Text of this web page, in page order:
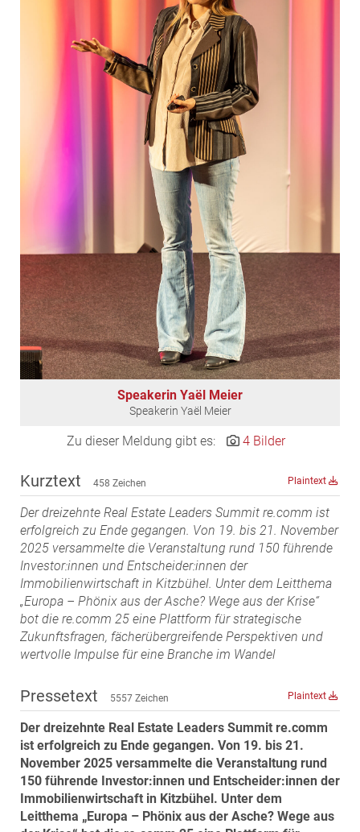
HARING Group
HARING Group + WINEGG Realitäten
IMMOBILIEN MAGAZIN VERLAG
ÖKO-Wohnbau
PAYUCA
Raiffeisen Property Holding International
Salon Real
Savoir Vivre Group
Schwabenhaus
VÖPE Next
Weinrauch Rechtsanwälte
WINEGG Realitäten
ZEHA Real Estate
Media
Pressekontakt
Speakerin Yaël Meier
Speakerin Yaël Meier
Zu dieser Meldung gibt es: 4 Bilder
Kurztext 458 Zeichen Plaintext
Der dreizehnte Real Estate Leaders Summit re.comm ist
erfolgreich zu Ende gegangen. Von 19. bis 21. November
2025 versammelte die Veranstaltung rund 150 führende
Investor:innen und Entscheider:innen der
Immobilienwirtschaft in Kitzbühel. Unter dem Leitthema
„Europa – Phönix aus der Asche? Wege aus der Krise“
bot die re.comm 25 eine Plattform für strategische
Zukunftsfragen, fächerübergreifende Perspektiven und
wertvolle Impulse für eine Branche im Wandel
Pressetext 5557 Zeichen Plaintext
Der dreizehnte Real Estate Leaders Summit re.comm
ist erfolgreich zu Ende gegangen. Von 19. bis 21.
November 2025 versammelte die Veranstaltung rund
150 führende Investor:innen und Entscheider:innen der
Immobilienwirtschaft in Kitzbühel. Unter dem
Leitthema „Europa – Phönix aus der Asche? Wege aus